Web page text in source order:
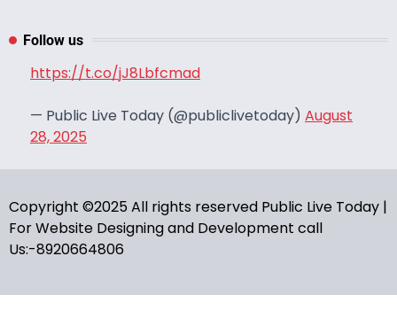
Follow us
https://t.co/jJ8Lbfcmad
— Public Live Today (@publiclivetoday) August
28, 2025
Copyright ©2025 All rights reserved Public Live Today |
For Website Designing and Development call
Us:-8920664806